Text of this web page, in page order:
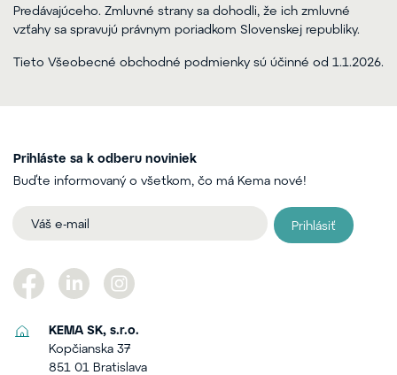
Predávajúceho. Zmluvné strany sa dohodli, že ich zmluvné
vzťahy sa spravujú právnym poriadkom Slovenskej republiky.
Tieto Všeobecné obchodné podmienky sú účinné od 1.1.2026.
Prihláste sa k odberu noviniek
Buďte informovaný o všetkom, čo má Kema nové!
Prihlásiť
KEMA SK, s.r.o.
Kopčianska 37
851 01 Bratislava